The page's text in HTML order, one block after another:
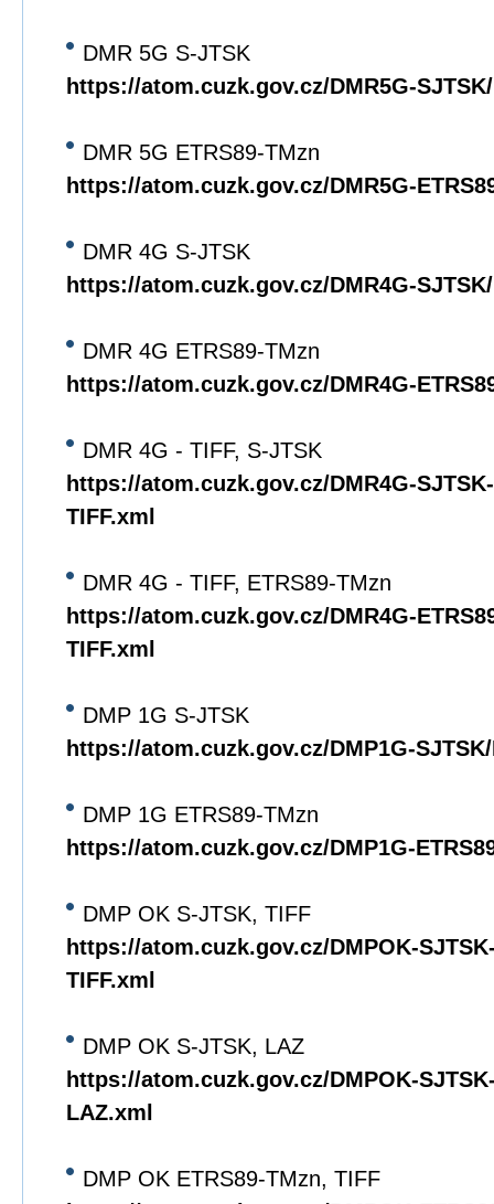
DMR 5G S-JTSK
https://atom.cuzk.gov.cz/DMR5G-
DMR 5G ETRS89-TMzn
https://atom.cuzk.gov.cz/DMR5G-
DMR 4G S-JTSK
https://atom.cuzk.gov.cz/DMR4G-
DMR 4G ETRS89-TMzn
https://atom.cuzk.gov.cz/DMR4G-
DMR 4G - TIFF, S-JTSK
https://atom.cuzk.gov.cz/DMR4G-
TIFF.xml
DMR 4G - TIFF, ETRS89-TMzn
https://atom.cuzk.gov.cz/DMR4G-
TIFF.xml
DMP 1G S-JTSK
https://atom.cuzk.gov.cz/DMP1G-
DMP 1G ETRS89-TMzn
https://atom.cuzk.gov.cz/DMP1G-
DMP OK S-JTSK, TIFF
https://atom.cuzk.gov.cz/DMPOK-
TIFF.xml
DMP OK S-JTSK, LAZ
https://atom.cuzk.gov.cz/DMPOK-
LAZ.xml
DMP OK ETRS89-TMzn, TIFF